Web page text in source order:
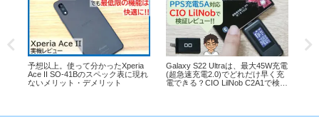
予想以上。使って分かったXperia
Ace II SO-41Bのスペック表に現れ
ないメリット・デメリット
Galaxy S22 Ultraは、最大45W充電
(超急速充電2.0)でどれだけ早く充
電できる？CIO LilNob C2A1で検証